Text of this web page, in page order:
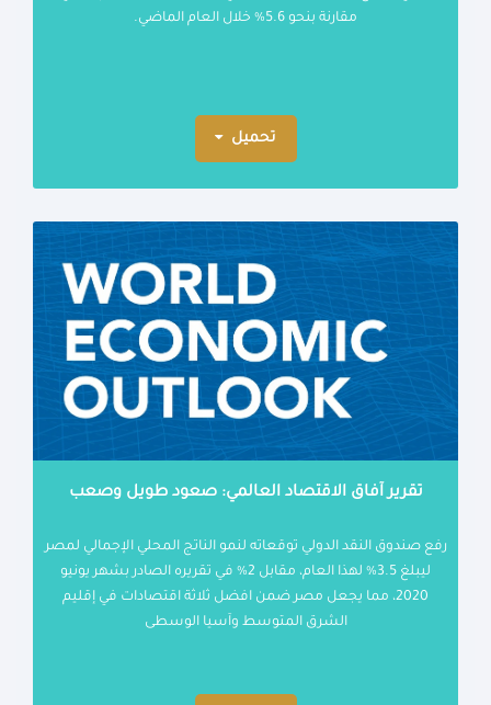
مقارنة بنحو 5.6% خلال العام الماضي.
تحميل
تقرير آفاق الاقتصاد العالمي: صعود طويل وصعب
رفع صندوق النقد الدولي توقعاته لنمو الناتج المحلي الإجمالي لمصر
ليبلغ 3.5% لهذا العام، مقابل 2% في تقريره الصادر بشهر يونيو
2020، مما يجعل مصر ضمن افضل ثلاثة اقتصادات في إقليم
الشرق المتوسط وآسيا الوسطى